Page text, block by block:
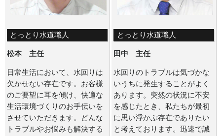
とっとり水道職人
松本 主任
日常生活において、水回りは
欠かせない存在です。お客様
のご要望に耳を傾け、快適な
生活環境づくりのお手伝いを
させていただきます。どんな
トラブルやお悩みも解決する
とっとり水道職人
田中 主任
水回りのトラブルは気づかな
いうちに発生することがよく
あります。突然の状況に不安
を感じたとき、私たちが最初
に思い浮かぶ存在でありたい
と考えております。迅速で誠